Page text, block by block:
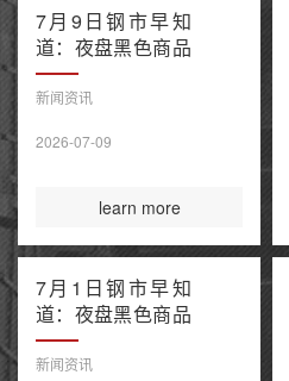
7月9日钢市早知
道：夜盘黑色商品
整体收涨 原油大
涨引爆全球债市抛
忘录“已终结”
新闻资讯
2026-07-09
learn more
7月1日钢市早知
道：夜盘黑色商品
窄幅波动 上半年
百强房企销售额降
新闻资讯